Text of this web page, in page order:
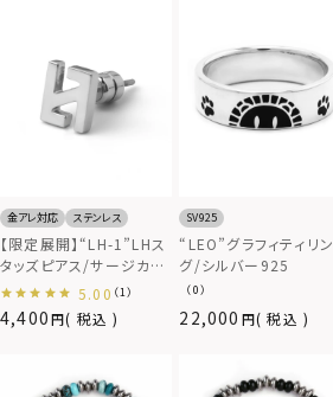
金アレ対応 ステンレス
【限定展開】“LH-1”LHス
タッズピアス/サージカル
ステンレス（金属アレルギ
ー対応）
5.00 （1）
4,400 税込
SV925
“LEO”グラフィティリン
グ/シルバー925
（0）
22,000 税込